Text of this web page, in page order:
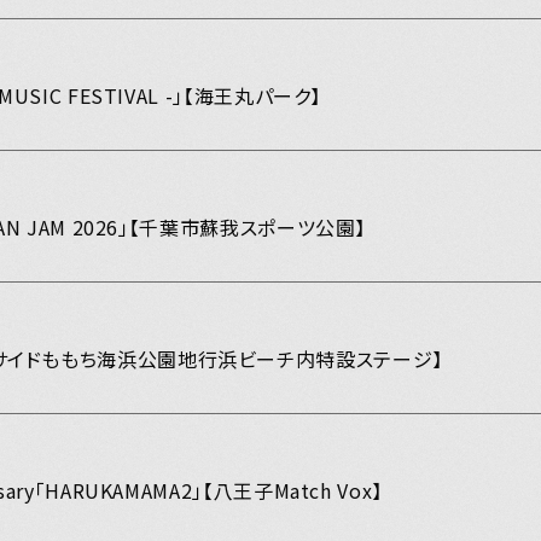
FESTIVAL -」【海王丸パーク】
2026」【千葉市蘇我スポーツ公園】
イドももち海浜公園地行浜ビーチ内特設ステージ】
HARUKAMAMA2」【八王子Match Vox】